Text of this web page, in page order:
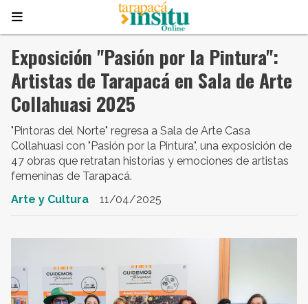
Exposición "Pasión por la Pintura":
Artistas de Tarapacá en Sala de Arte
Collahuasi 2025
"Pintoras del Norte" regresa a Sala de Arte Casa
Collahuasi con "Pasión por la Pintura", una exposición de
47 obras que retratan historias y emociones de artistas
femeninas de Tarapacá.
Arte y Cultura
11/04/2025